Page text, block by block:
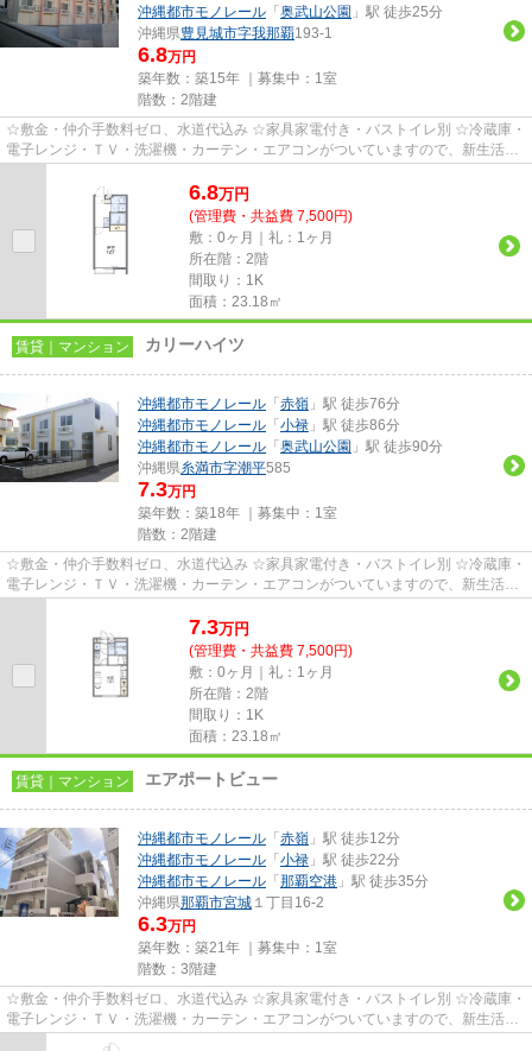
沖縄都市モノレール 「 奥武山公園 」駅 徒歩25分
沖縄県豊見城市字我那覇193-1
6.8万円
築年数：築15年 ｜募集中： 1室
階数：2階建
☆敷金・仲介手数料ゼロ、水道代込み ☆家具家電付き・バストイレ別 ☆冷蔵庫・
電子レンジ・ＴＶ・洗濯機・カーテン・エアコンがついていますので、新生活が
6.8万円
(管理費・共益費 7,500円)
敷：0ヶ月｜礼：1ヶ月
所在階：2階
間取り：1K
面積：23.18㎡
賃貸｜マンション カリーハイツ
沖縄都市モノレール 「 赤嶺 」駅 徒歩76分
沖縄都市モノレール 「 小禄 」駅 徒歩86分
沖縄都市モノレール 「 奥武山公園 」駅 徒歩90分
沖縄県糸満市字潮平585
7.3万円
築年数：築18年 ｜募集中： 1室
階数：2階建
☆敷金・仲介手数料ゼロ、水道代込み ☆家具家電付き・バストイレ別 ☆冷蔵庫・
電子レンジ・ＴＶ・洗濯機・カーテン・エアコンがついていますので、新生活が
7.3万円
(管理費・共益費 7,500円)
敷：0ヶ月｜礼：1ヶ月
所在階：2階
間取り：1K
面積：23.18㎡
賃貸｜マンション エアポートビュー
沖縄都市モノレール 「 赤嶺 」駅 徒歩12分
沖縄都市モノレール 「 小禄 」駅 徒歩22分
沖縄都市モノレール 「 那覇空港 」駅 徒歩35分
沖縄県那覇市宮城 １丁目16-2
6.3万円
築年数：築21年 ｜募集中： 1室
階数：3階建
☆敷金・仲介手数料ゼロ、水道代込み ☆家具家電付き・バストイレ別 ☆冷蔵庫・
電子レンジ・ＴＶ・洗濯機・カーテン・エアコンがついていますので、新生活が
楽に始められます。